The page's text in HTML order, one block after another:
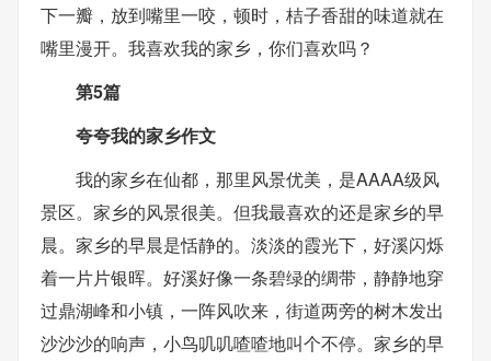
下一瓣，放到嘴里一咬，顿时，桔子香甜的味道就在
嘴里漫开。我喜欢我的家乡，你们喜欢吗？
第5篇
夸夸我的家乡作文
我的家乡在仙都，那里风景优美，是AAAA级风
景区。家乡的风景很美。但我最喜欢的还是家乡的早
晨。家乡的早晨是恬静的。淡淡的霞光下，好溪闪烁
着一片片银晖。好溪好像一条碧绿的绸带，静静地穿
过鼎湖峰和小镇，一阵风吹来，街道两旁的树木发出
沙沙沙的响声，小鸟叽叽喳喳地叫个不停。家乡的早